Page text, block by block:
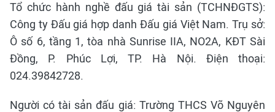
Tổ chức hành nghề đấu giá tài sản (TCHNĐGTS):
Công ty Đấu giá hợp danh Đấu giá Việt Nam. Trụ sở:
Ô số 6, tầng 1, tòa nhà Sunrise IIA, NO2A, KĐT Sài
Đồng, P. Phúc Lợi, TP. Hà Nội. Điện thoại:
024.39842728.
Người có tài sản đấu giá: Trường THCS Võ Nguyên